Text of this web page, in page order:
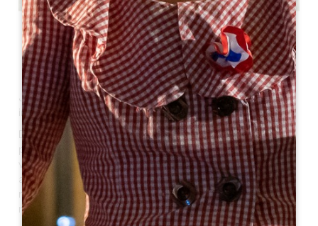
Junte-se a nós no sábado, 6 de setembro, para um dia
inesquecível no coração da nossa propriedade!
Das 10h00 às 23h00, MAUPERIER abre as suas portas
para partilhar a sua paixão pelo vinho e a sua arte de
viver. No programa: visitas guiadas, degustações,
ateliers de loteamento, visitas motorizadas às vinhas,
refeições cozinhadas no braseiro e um concerto
noturno.